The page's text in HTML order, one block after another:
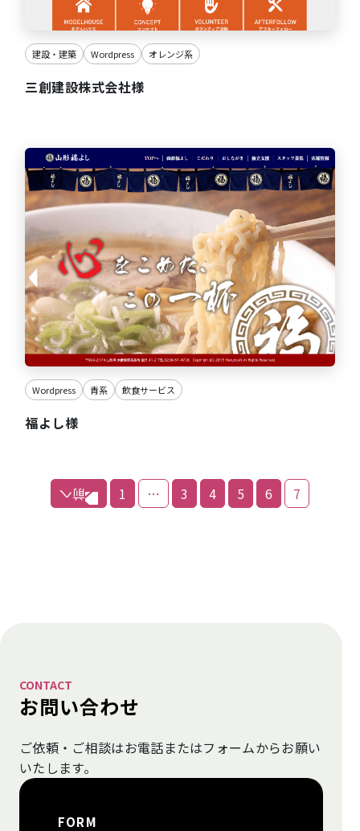
建設・建築 Wordpress オレンジ系
三創建設株式会社様
Wordpress 青系 飲食サービス
福よし様
1 … 3 4 5 6 7
CONTACT
お問い合わせ
ご依頼・ご相談はお電話またはフォームからお願い
いたします。
FORM